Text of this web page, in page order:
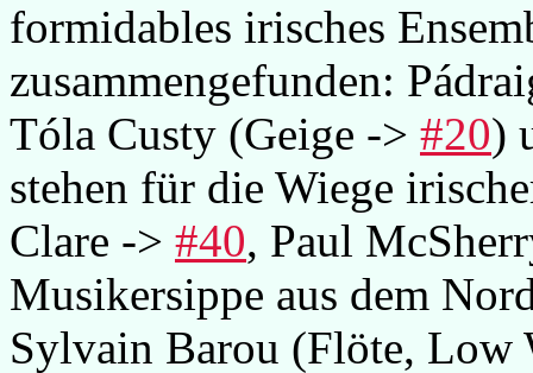
formidables irisches
zusammengefunden:
Tóla Custy (Geige -> #20)
stehen für die Wiege
Clare -> #40, Paul
Musikersippe aus dem
Sylvain Barou (Flöte, Low